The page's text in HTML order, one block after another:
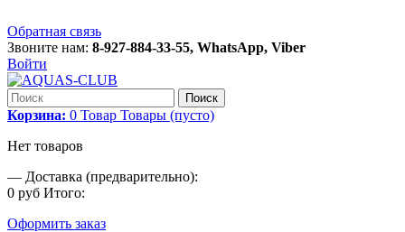
Обратная связь
Звоните нам: 8-927-884-33-55, WhatsApp, Viber
Войти
Поиск
Корзина: 0 Товар Товары (пусто)
Нет товаров
— Доставка (предварительно):
0 руб Итого:
Оформить заказ